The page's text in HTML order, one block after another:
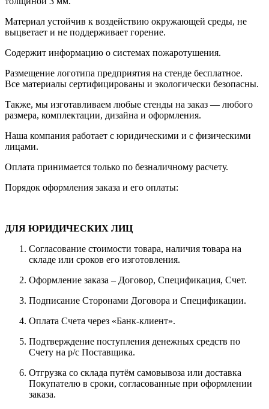
Материал устойчив к воздействию окружающей среды, не
выцветает и не поддерживает горение.
Содержит информацию о системах пожаротушения.
Размещение логотипа предприятия на стенде бесплатное.
Все материалы сертифицированы и экологически безопасны.
Также, мы изготавливаем любые стенды на заказ — любого
размера, комплектации, дизайна и оформления.
Наша компания работает с юридическими и с физическими
лицами.
Оплата принимается только по безналичному расчету.
Порядок оформления заказа и его оплаты:
ДЛЯ ЮРИДИЧЕСКИХ ЛИЦ
Согласование стоимости товара, наличия товара на
складе или сроков его изготовления.
Оформление заказа – Договор, Спецификация, Счет.
Подписание Сторонами Договора и Спецификации.
Оплата Счета через «Банк-клиент».
Подтверждение поступления денежных средств по
Счету на р/с Поставщика.
Отгрузка со склада путём самовывоза или доставка
Покупателю в сроки, согласованные при оформлении
заказа.